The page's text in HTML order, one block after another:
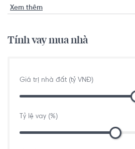
Xem thêm
Tính vay mua nhà
Giá trị nhà đất (tỷ VNĐ)
Tỷ lệ vay (%)